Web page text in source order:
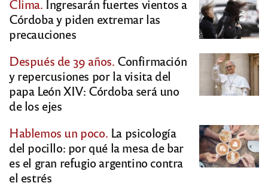
Clima. Ingresarán fuertes vientos a
Córdoba y piden extremar las
precauciones
Después de 39 años. Confirmación
y repercusiones por la visita del
papa León XIV: Córdoba será uno
de los ejes
Hablemos un poco. La psicología
del pocillo: por qué la mesa de bar
es el gran refugio argentino contra
el estrés